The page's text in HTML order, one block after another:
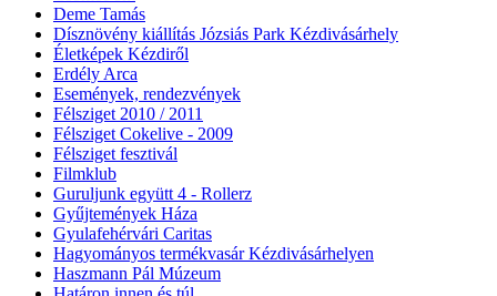
Deme Tamás
Dísznövény kiállítás Józsiás Park Kézdivásárhely
Életképek Kézdiről
Erdély Arca
Események, rendezvények
Félsziget 2010 / 2011
Félsziget Cokelive - 2009
Félsziget fesztivál
Filmklub
Guruljunk együtt 4 - Rollerz
Gyűjtemények Háza
Gyulafehérvári Caritas
Hagyományos termékvasár Kézdivásárhelyen
Haszmann Pál Múzeum